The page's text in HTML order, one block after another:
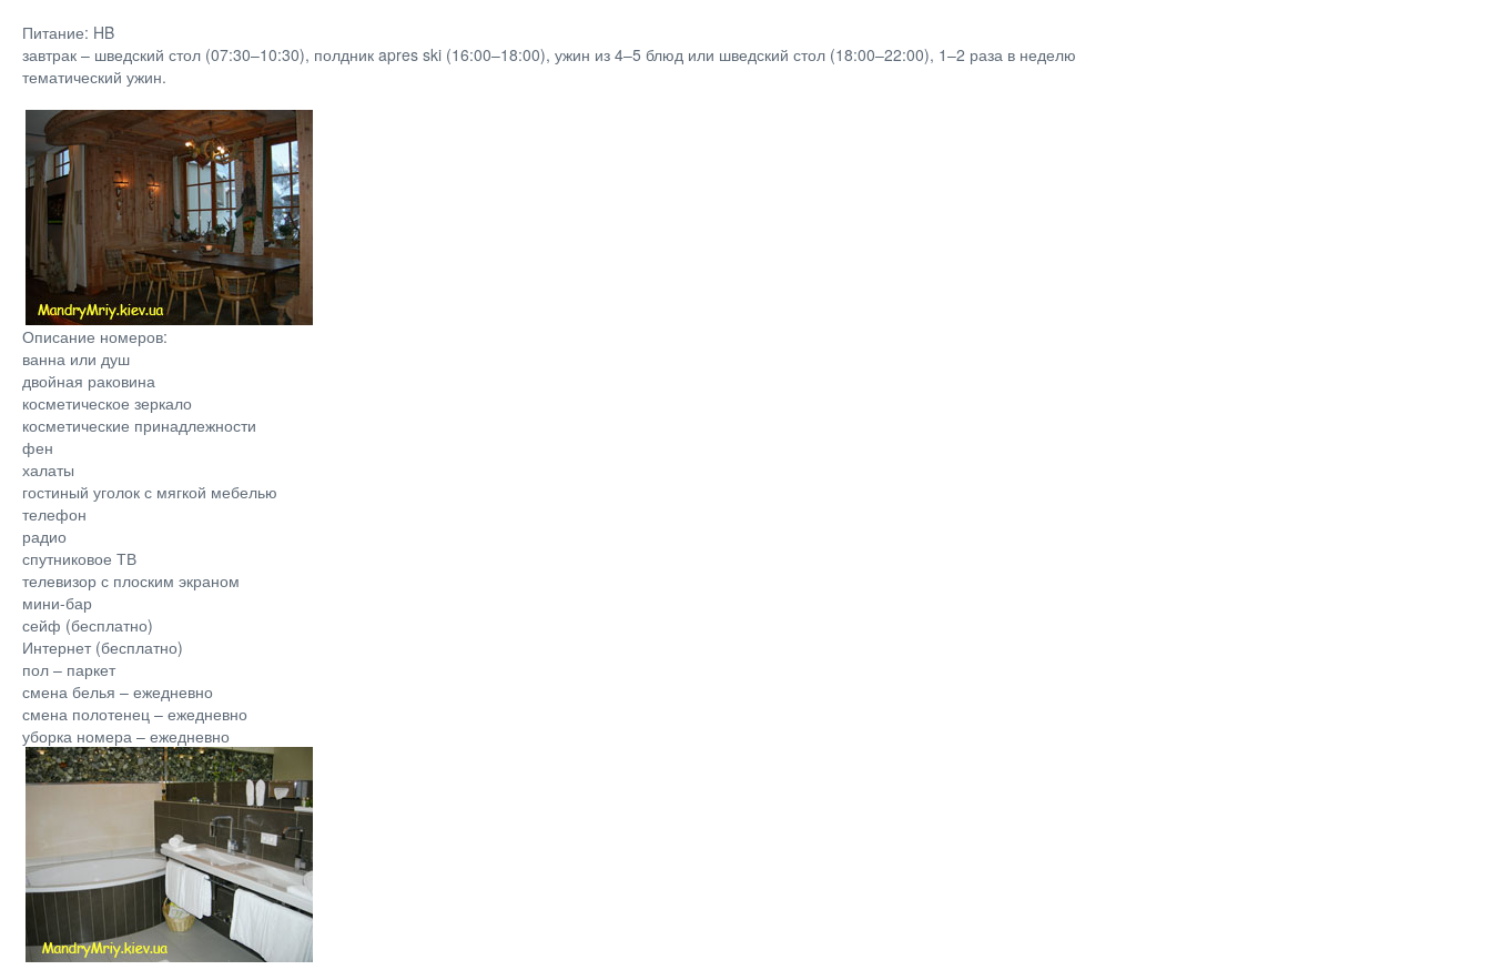
Питание: HB
завтрак – шведский стол (07:30–10:30), полдник apres ski (16:00–18:00), ужин из 4–5 блюд или шведский стол (18:00–22:00), 1–2 раза в неделю
тематический ужин.
Описание номеров:
ванна или душ
двойная раковина
косметическое зеркало
косметические принадлежности
фен
халаты
гостиный уголок с мягкой мебелью
телефон
радио
спутниковое ТВ
телевизор с плоским экраном
мини-бар
сейф (бесплатно)
Интернет (бесплатно)
пол – паркет
смена белья – ежедневно
смена полотенец – ежедневно
уборка номера – ежедневно